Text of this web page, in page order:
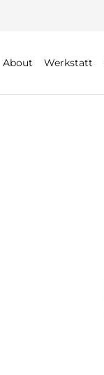
About Werkstatt